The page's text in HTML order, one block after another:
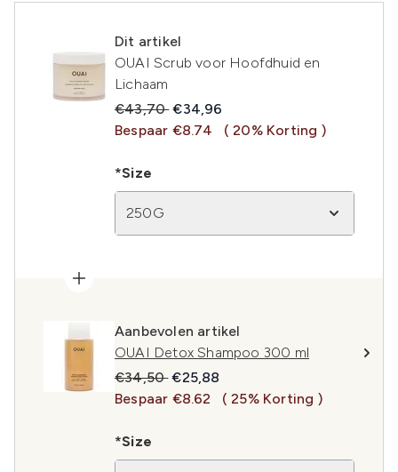
Dit artikel
OUAI Scrub voor Hoofdhuid en
Lichaam
Recommended Retail Price:
€43,70Huidige prijs:
€34,96
Bespaar €8.74
( 20% Korting )
*Size
250G
Aanbevolen artikel
OUAI Detox Shampoo 300 ml
Recommended Retail Price:
€34,50Huidige prijs:
€25,88
Bespaar €8.62
( 25% Korting )
*Size